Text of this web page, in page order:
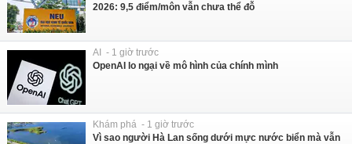
2026: 9,5 điểm/môn vẫn chưa thể đỗ
AI - 1 giờ trước
OpenAI lo ngại về mô hình của chính mình
Khám phá - 1 giờ trước
Vì sao người Hà Lan sống dưới mực nước biển mà vẫn